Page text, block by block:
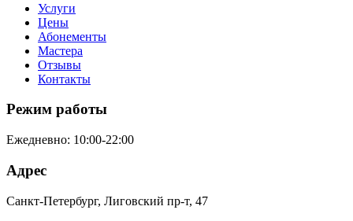
Услуги
Цены
Абонементы
Мастера
Отзывы
Контакты
Режим работы
Ежедневно: 10:00-22:00
Адрес
Санкт-Петербург, Лиговский пр-т, 47